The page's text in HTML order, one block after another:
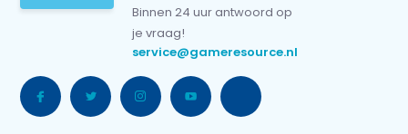
Binnen 24 uur antwoord op
je vraag!
service@gameresource.nl